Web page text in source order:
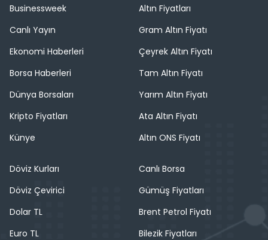
Businessweek
Canlı Yayın
Ekonomi Haberleri
Borsa Haberleri
Dünya Borsaları
Kripto Fiyatları
Künye
Altın Fiyatları
Gram Altın Fiyatı
Çeyrek Altın Fiyatı
Tam Altın Fiyatı
Yarım Altın Fiyatı
Ata Altın Fiyatı
Altın ONS Fiyatı
Döviz Kurları
Döviz Çevirici
Dolar TL
Euro TL
Canlı Borsa
Gümüş Fiyatları
Brent Petrol Fiyatı
Bilezik Fiyatları